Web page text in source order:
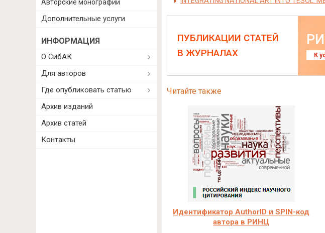
ПУБЛИКАЦИИ СТАТЕЙ
В ЖУРНАЛАХ
К
Читайте также
Идентификатор AuthorID и SPIN-код
автора в РИНЦ
Авторские монографии
Дополнительные услуги
ИНФОРМАЦИЯ
О СибАК
Для авторов
Где опубликовать статью
Архив изданий
Архив статей
Контакты